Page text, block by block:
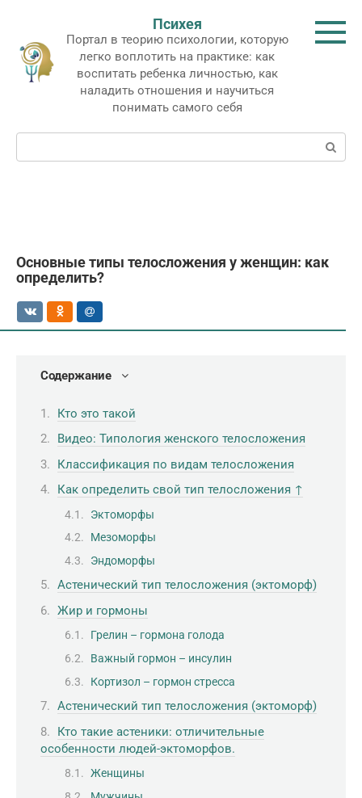
контенту
Психея
Портал в теорию психологии, которую
легко воплотить на практике: как
воспитать ребенка личностью, как
наладить отношения и научиться
понимать самого себя
Поиск:
Основные типы телосложения у женщин: как
определить?
Содержание
Кто это такой
Видео: Типология женского телосложения
Классификация по видам телосложения
Как определить свой тип телосложения ↑
Эктоморфы
Мезоморфы
Эндоморфы
Астенический тип телосложения (эктоморф)
Жир и гормоны
Грелин – гормона голода
Важный гормон – инсулин
Кортизол – гормон стресса
Астенический тип телосложения (эктоморф)
Кто такие астеники: отличительные
особенности людей-эктоморфов.
Женщины